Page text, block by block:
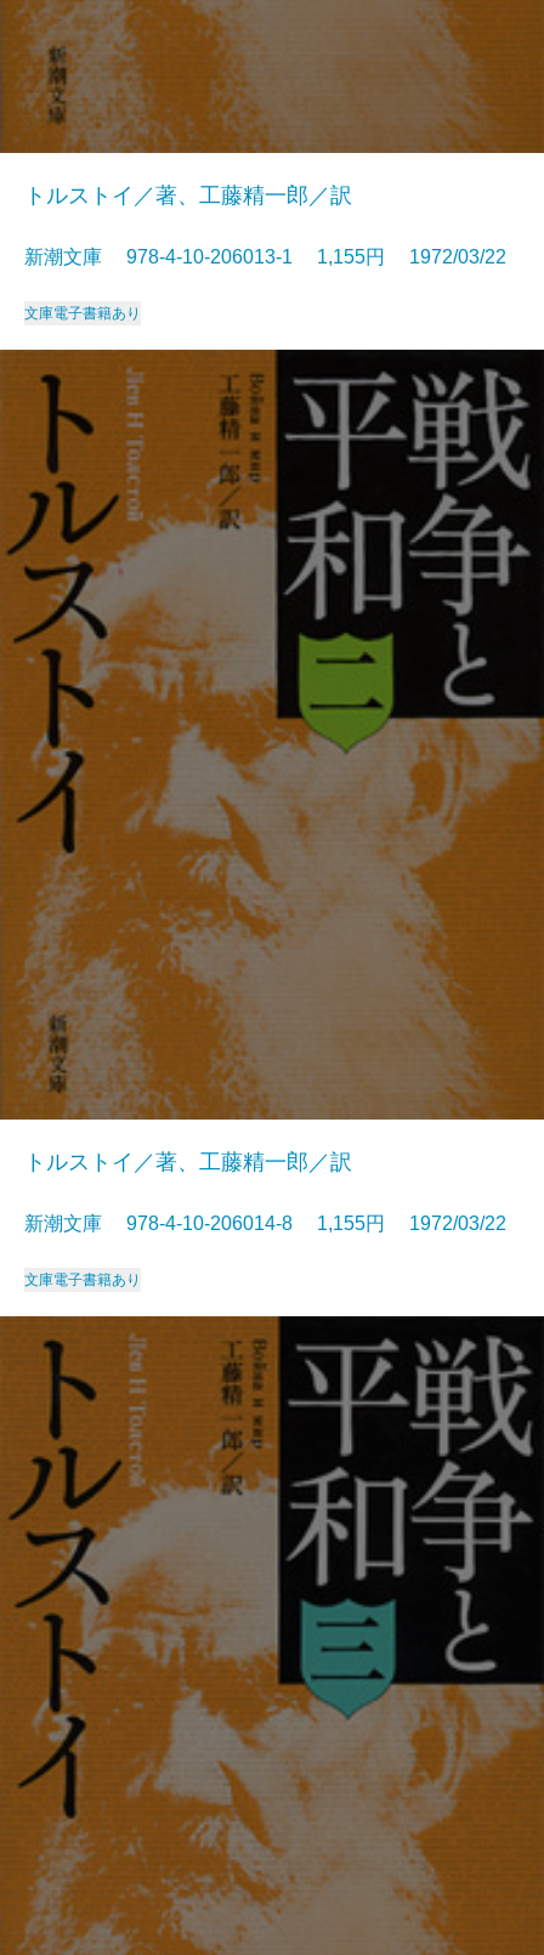
トルストイ／著、工藤精一郎／訳
新潮文庫 978-4-10-206013-1 1,155円 1972/03/22
文庫電子書籍あり
トルストイ／著、工藤精一郎／訳
新潮文庫 978-4-10-206014-8 1,155円 1972/03/22
文庫電子書籍あり